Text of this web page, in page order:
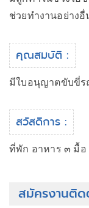
ช่วยทำงานอย่าง
คุณสมบัติ :
มีใบอนุญาตขับขี่ร
สวัสดิการ :
ที่พัก อาหาร ๓ มื้อ
สมัครงานติ